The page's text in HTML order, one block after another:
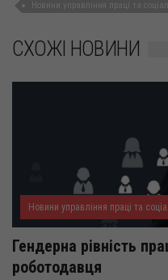
Новини управління праці та
СХОЖІ НОВИНИ
Гендерна рівність
роботодавця